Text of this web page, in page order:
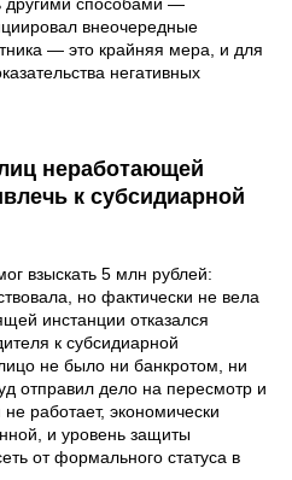
внеочередные
— это крайняя мера, и для
негативных
неработающей
к субсидиарной
взыскать 5 млн рублей:
но фактически не вела
инстанции отказался
к субсидиарной
не было ни банкротом, ни
отправил дело на пересмотр и
работает, экономически
и уровень защиты
от формального статуса в